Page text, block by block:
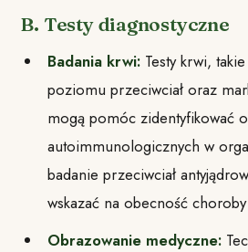
B. Testy diagnostyczne
Badania krwi:Testy krwi,
poziomu przeciwciał oraz
mogą pomóc zidentyfikować
autoimmunologicznych w
badanie przeciwciał
wskazać na obecność choroby
Obrazowanie medyczne: